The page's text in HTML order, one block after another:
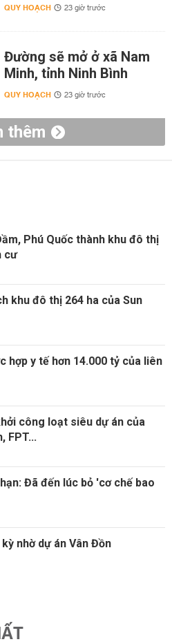
QUY HOẠCH 23 giờ trước
Đường sẽ mở ở xã Nam
Minh, tỉnh Ninh Bình
QUY HOẠCH 23 giờ trước
thêm
Phú Quốc thành khu đô thị
cư
khu đô thị 264 ha của Sun
hợp y tế hơn 14.000 tỷ của liên
công loạt siêu dự án của
FPT...
Đã đến lúc bỏ 'cơ chế bao
nhờ dự án Vân Đồn